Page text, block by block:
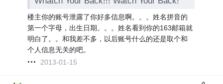
楼主你的账号泄露了你好多信息啊。。。姓名拼音的
第一个字母，出生日期。。。姓名看到你的163邮箱就
明白了。
。和我差不多，以后账号什么的还是取个和
个人信息无关的吧。
2013-01-15